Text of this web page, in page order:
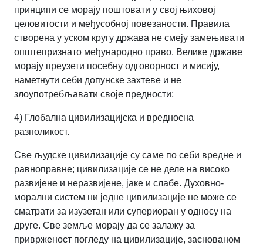
принципи се морају поштовати у свој њиховој
целовитости и међусобној повезаности. Правила
створена у уском кругу држава не смеју замењивати
општепризнато међународно право. Велике државе
морају преузети посебну одговорност и мисију,
наметнути себи допунске захтеве и не
злоупотребљавати своје предности;
4) Глобална цивилизацијска и вредносна
разноликост.
Све људске цивилизације су саме по себи вредне и
равноправне; цивилизације се не деле на високо
развијене и неразвијене, јаке и слабе. Духовно-
морални систем ни једне цивилизације не може се
сматрати за изузетан или супериоран у односу на
друге. Све земље морају да се залажу за
приврженост погледу на цивилизације, заснованом